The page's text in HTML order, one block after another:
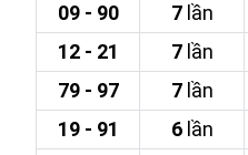
09 - 90
7lần
12 - 21
7lần
79 - 97
7lần
19 - 91
6lần